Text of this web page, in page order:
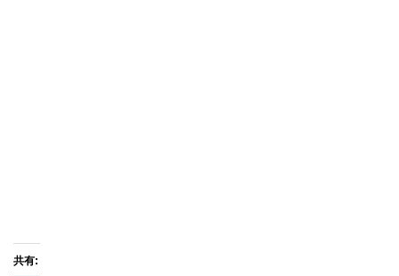
共有: